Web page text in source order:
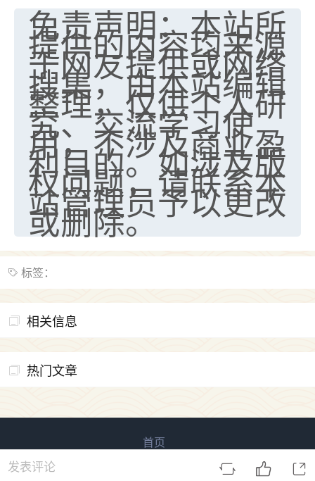
免责声明：本站所
提供的内容均来源
于网友提供或网络
搜集，由本站编辑
整理，仅供个人研
究、交流学习使
用，不涉及商业盈
利目的。如涉及版
权问题，请联系本
站管理员予以更改
或删除。
标签：
相关信息
热门文章
发表评论
首页
易用信息咨询 版权所有 鲁ICP备2023027138号-4